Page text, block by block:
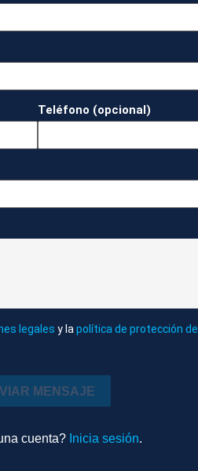
Teléfono (opcional)
legales y la política de protección de
MENSAJE
cuenta? Inicia sesión.
PRIMERA
AL PUERTO